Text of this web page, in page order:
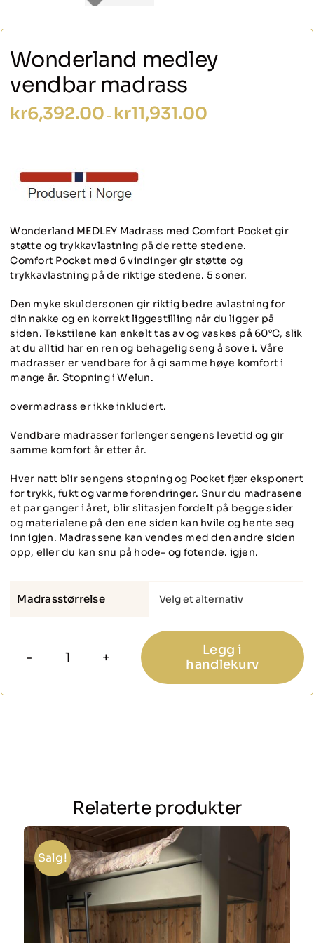
Wonderland medley
vendbar madrass
kr6,392.00 – kr11,931.00
Wonderland MEDLEY Madrass med Comfort Pocket gir
støtte og trykkavlastning på de rette stedene.
Comfort Pocket med 6 vindinger gir støtte og
trykkavlastning på de riktige stedene. 5 soner.
Den myke skuldersonen gir riktig bedre avlastning for
din nakke og en korrekt liggestilling når du ligger på
siden. Tekstilene kan enkelt tas av og vaskes på 60°C, slik
at du alltid har en ren og behagelig seng å sove i. Våre
madrasser er vendbare for å gi samme høye komfort i
mange år. Stopning i Welun.
overmadrass er ikke inkludert.
Vendbare madrasser forlenger sengens levetid og gir
samme komfort år etter år.
Hver natt blir sengens stopning og Pocket fjær eksponert
for trykk, fukt og varme forendringer. Snur du madrasene
et par ganger i året, blir slitasjen fordelt på begge sider
og materialene på den ene siden kan hvile og hente seg
inn igjen. Madrassene kan vendes med den andre siden
opp, eller du kan snu på hode- og fotende. igjen.
Madrasstørrelse
Wonderland
Legg i
handlekurv
Relaterte produkter
Salg!